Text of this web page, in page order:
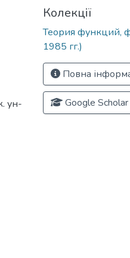
ун-
Колекції
Теория функций,
1985 гг.)
Повна
Google Scholar